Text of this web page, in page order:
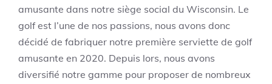
amusante dans notre siège social du Wisconsin. Le
golf est l’une de nos passions, nous avons donc
décidé de fabriquer notre première serviette de golf
amusante en 2020. Depuis lors, nous avons
diversifié notre gamme pour proposer de nombreux